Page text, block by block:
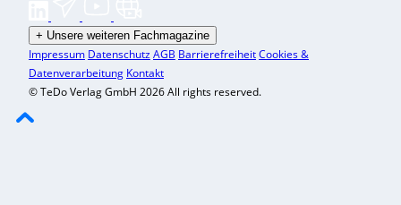
+ Unsere weiteren Fachmagazine
Impressum DatenschutzAGB BarrierefreiheitCookies &
Datenverarbeitung Kontakt
© TeDo Verlag GmbH 2026 All rights reserved.